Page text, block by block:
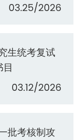
03.25/2026
生统考复试
03.12/2026
批考核制攻